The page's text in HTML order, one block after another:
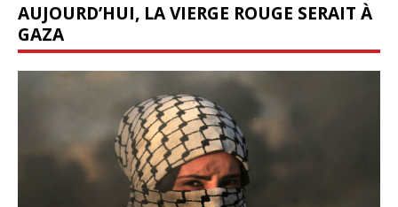
AUJOURD’HUI, LA VIERGE ROUGE SERAIT À
GAZA